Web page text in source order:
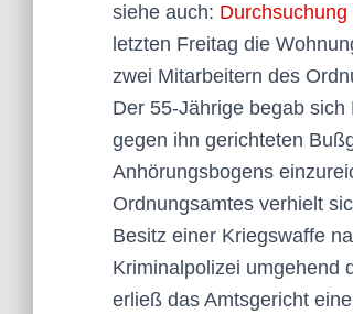
siehe auch:
letzten Freitag die
zwei Mitarbeitern des
Der 55-Jährige begab
gegen ihn gerichteten
Anhörungsbogens
Ordnungsamtes verhielt
Besitz einer Kriegswaffe
Kriminalpolizei umgehend
erließ das Amtsgericht